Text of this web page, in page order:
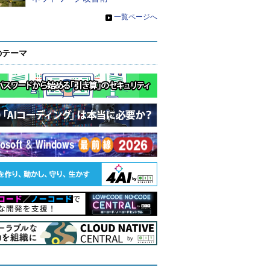
» 一覧ページへ
ーマ